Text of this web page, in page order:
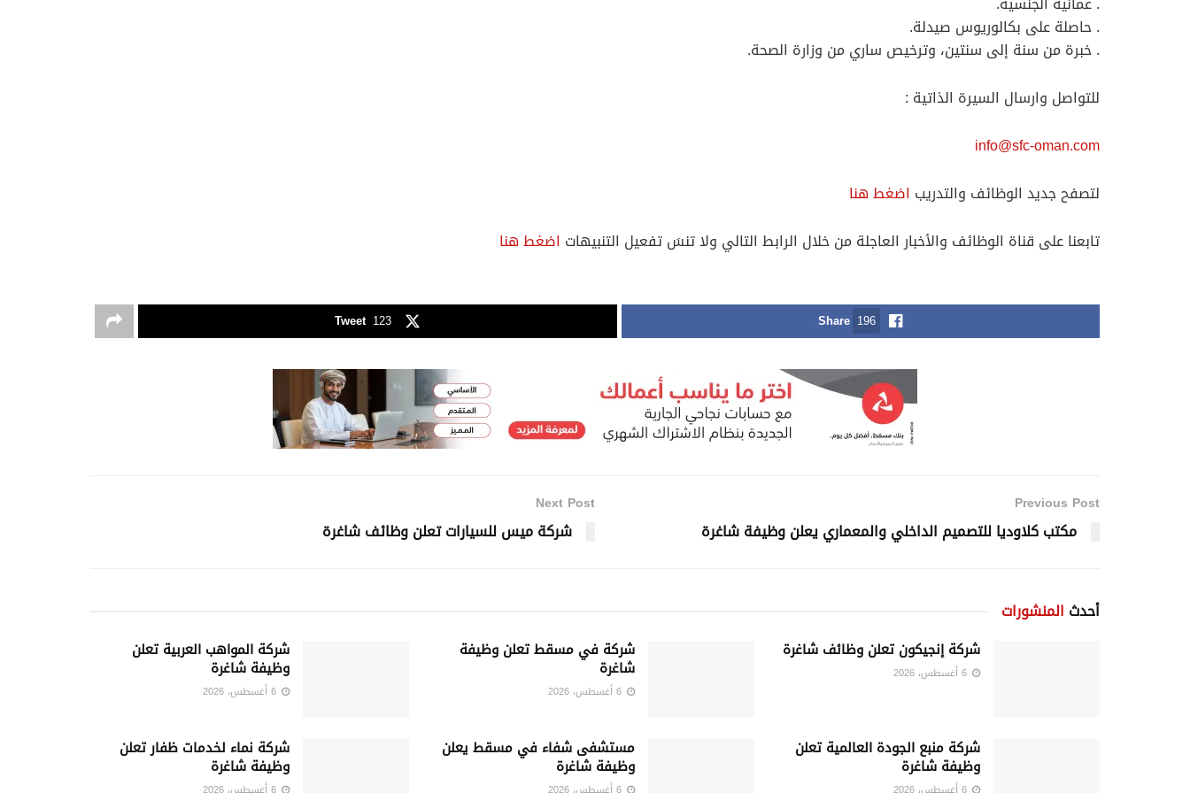
. حاصلة على بكالوريوس صيدلة.
. خبرة من سنة إلى سنتين، وترخيص ساري من وزارة الصحة.
للتواصل وارسال السيرة الذاتية :
info@sfc-oman.com
لتصفح جديد الوظائف والتدريب اضغط هنا
تابعنا على قناة الوظائف والأخبار العاجلة من خلال الرابط التالي ولا تنسَ تفعيل التنبيهات اضغط هنا
Share 196
Tweet 123
Previous Post
مكتب كلاوديا للتصميم الداخلي والمعماري يعلن وظيفة شاغرة
Next Post
شركة ميس للسيارات تعلن وظائف شاغرة
أحدث المنشورات
شركة إنجيكون تعلن وظائف شاغرة شركة في مسقط تعلن وظيفة
شاغرة
شركة المواهب العربية تعلن
وظيفة شاغرة
شركة منبع الجودة العالمية تعلن
وظيفة شاغرة
مستشفى شفاء في مسقط يعلن
وظيفة شاغرة
شركة نماء لخدمات ظفار تعلن
وظيفة شاغرة